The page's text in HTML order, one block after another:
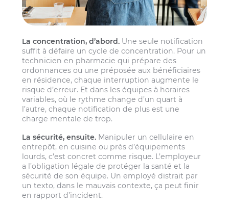
La concentration, d’abord. Une seule notification
suffit à défaire un cycle de concentration. Pour un
technicien en pharmacie qui prépare des
ordonnances ou une préposée aux bénéficiaires
en résidence, chaque interruption augmente le
risque d’erreur. Et dans les équipes à horaires
variables, où le rythme change d’un quart à
l’autre, chaque notification de plus est une
charge mentale de trop.
La sécurité, ensuite. Manipuler un cellulaire en
entrepôt, en cuisine ou près d’équipements
lourds, c’est concret comme risque. L’employeur
a l’obligation légale de protéger la santé et la
sécurité de son équipe. Un employé distrait par
un texto, dans le mauvais contexte, ça peut finir
en rapport d’incident.